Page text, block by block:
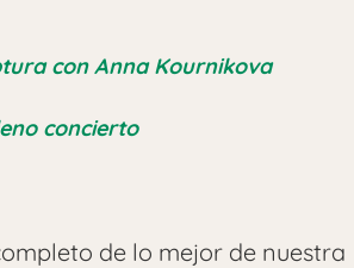
con Anna Kournikova
concierto
de lo mejor de nuestra